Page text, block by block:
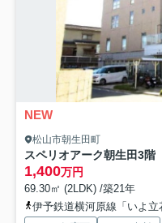
NEW
松山市朝生田町
スペリオアーク朝生田3階
1,400万円
69.30㎡ (2LDK) /築21年
伊予鉄道横河原線「いよ